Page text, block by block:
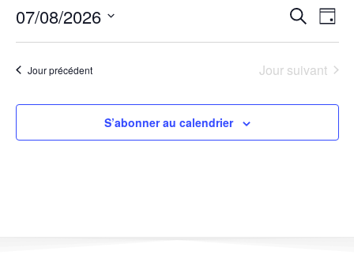
et
de
vues
Recherche
de
Jour
07/08/2026
une
Jour précédent Jour suivant
S’abonner au calendrier